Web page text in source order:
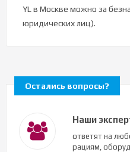
YL в Москве можно за
юридических лиц).
Остались вопросы?
Наши
ответят на
рациям,